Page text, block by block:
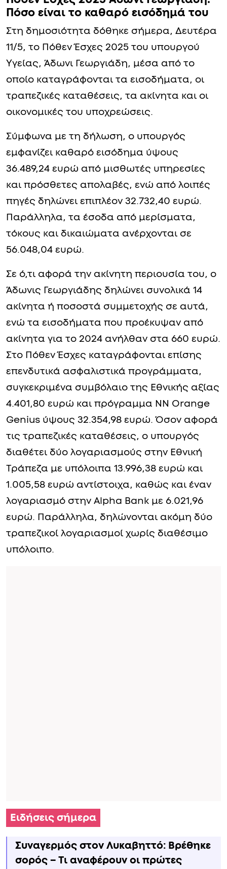
Πόσο είναι το καθαρό εισόδημά του
Στη δημοσιότητα δόθηκε σήμερα, Δευτέρα
11/5, το Πόθεν Έσχες 2025 του υπουργού
Υγείας, Άδωνι Γεωργιάδη, μέσα από το
οποίο καταγράφονται τα εισοδήματα, οι
τραπεζικές καταθέσεις, τα ακίνητα και οι
οικονομικές του υποχρεώσεις.
Σύμφωνα με τη δήλωση, ο υπουργός
εμφανίζει καθαρό εισόδημα ύψους
36.489,24 ευρώ από μισθωτές υπηρεσίες
και πρόσθετες απολαβές, ενώ από λοιπές
πηγές δηλώνει επιπλέον 32.732,40 ευρώ.
Παράλληλα, τα έσοδα από μερίσματα,
τόκους και δικαιώματα ανέρχονται σε
56.048,04 ευρώ.
Σε ό,τι αφορά την ακίνητη περιουσία του, ο
Άδωνις Γεωργιάδης δηλώνει συνολικά 14
ακίνητα ή ποσοστά συμμετοχής σε αυτά,
ενώ τα εισοδήματα που προέκυψαν από
ακίνητα για το 2024 ανήλθαν στα 660 ευρώ.
Στο Πόθεν Έσχες καταγράφονται επίσης
επενδυτικά ασφαλιστικά προγράμματα,
συγκεκριμένα συμβόλαιο της Εθνικής αξίας
4.401,80 ευρώ και πρόγραμμα NN Orange
Genius ύψους 32.354,98 ευρώ. Όσον αφορά
τις τραπεζικές καταθέσεις, ο υπουργός
διαθέτει δύο λογαριασμούς στην Εθνική
Τράπεζα με υπόλοιπα 13.996,38 ευρώ και
1.005,58 ευρώ αντίστοιχα, καθώς και έναν
λογαριασμό στην Alpha Bank με 6.021,96
ευρώ. Παράλληλα, δηλώνονται ακόμη δύο
τραπεζικοί λογαριασμοί χωρίς διαθέσιμο
υπόλοιπο.
Ειδήσεις σήμερα
Συναγερμός στον Λυκαβηττό: Βρέθηκε
σορός – Τι αναφέρουν οι πρώτες